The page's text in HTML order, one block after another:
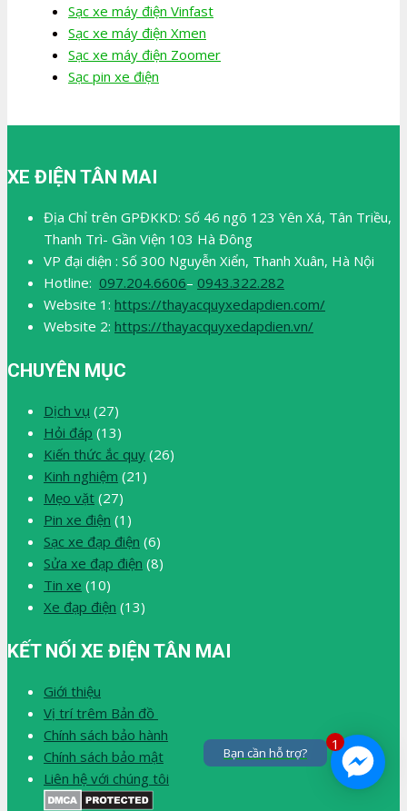
Sạc xe máy điện Vinfast
Sạc xe máy điện Xmen
Sạc xe máy điện Zoomer
Sạc pin xe điện
XE ĐIỆN TÂN MAI
Địa Chỉ trên GPĐKKD: Số 46 ngõ 123 Yên Xá, Tân Triều,
Thanh Trì- Gần Viện 103 Hà Đông
VP đại diện : Số 300 Nguyễn Xiển, Thanh Xuân, Hà Nội
Hotline: 097.204.6606– 0943.322.282
Website 1: https://thayacquyxedapdien.com/
Website 2: https://thayacquyxedapdien.vn/
CHUYÊN MỤC
Dịch vụ (27)
Hỏi đáp (13)
Kiến thức ắc quy (26)
Kinh nghiệm (21)
Mẹo vặt (27)
Pin xe điện (1)
Sạc xe đạp điện (6)
Sửa xe đạp điện (8)
Tin xe (10)
Xe đạp điện (13)
KẾT NỐI XE ĐIỆN TÂN MAI
Giới thiệu
Vị trí trêm Bản đồ
Chính sách bảo hành
Chính sách bảo mật
Liên hệ với chúng tôi
1
Bạn cần hỗ trợ?